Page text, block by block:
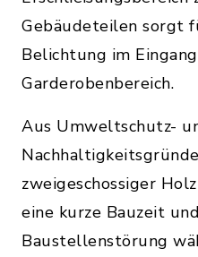
Gebäudeteilen sorgt
Belichtung im
Garderobenbereich.
Aus Umweltschutz-
zweigeschossiger
eine kurze Bauzeit
Baustellenstörung